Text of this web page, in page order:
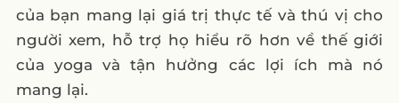
của bạn mang lại giá trị thực tế và thú vị cho
người xem, hỗ trợ họ hiểu rõ hơn về thế giới
của yoga và tận hưởng các lợi ích mà nó
mang lại.